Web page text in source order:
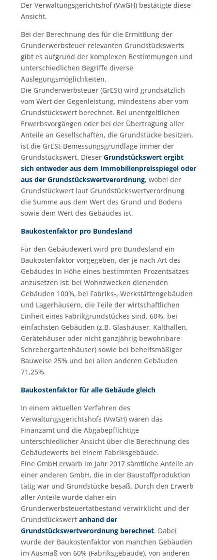
Der Verwaltungsgerichtshof (VwGH) bestätigte diese
Ansicht.
Bei der Berechnung des für die Ermittlung der
Grunderwerbsteuer relevanten Grundstückswerts
gibt es aufgrund der komplexen Bestimmungen und
unterschiedlichen Begriffe diverse
Auslegungsmöglichkeiten.
Die Grunderwerbsteuer (GrESt) wird grundsätzlich
vom Wert der Gegenleistung, mindestens aber vom
Grundstückswert berechnet. Bei unentgeltlichen
Erwerbsvorgängen oder bei der Übertragung aller
Anteile an Gesellschaften, die Grundstücke besitzen,
ist die GrESt-Bemessungsgrundlage immer der
Grundstückswert. Dieser Grundstückswert ergibt
sich entweder aus dem Immobilienpreisspiegel oder
aus der Grundstückswertverordnung, wobei der
Grundstückwert laut Grundstückswertverordnung
die Summe aus dem Wert des Grund und Bodens
sowie dem Wert des Gebäudes ist.
Baukostenfaktor pro Bundesland
Für den Gebäudewert wird pro Bundesland ein
Baukostenfaktor vorgegeben, der je nach Art des
Gebäudes in Höhe eines bestimmten Prozentsatzes
anzusetzen ist: bei Wohnzwecken dienenden
Gebäuden 100%, bei Fabriks-, Werkstättengebäuden
und Lagerhäusern, die Teile der wirtschaftlichen
Einheit eines Fabrikgrundstückes sind, 60%, bei
einfachsten Gebäuden (z.B. Glashäuser, Kalthallen,
Gerätehäuser oder nicht ganzjährig bewohnbare
Schrebergartenhäuser) sowie bei behelfsmäßiger
Bauweise 25% und bei allen anderen Gebäuden
71,25%.
Baukostenfaktor für alle Gebäude gleich
In einem aktuellen Verfahren des
Verwaltungsgerichtshofs (VwGH) waren das
Finanzamt und die Abgabepflichtige
unterschiedlicher Ansicht über die Berechnung des
Gebäudewerts bei einem Fabriksgebäude.
Eine GmbH erwarb im Jahr 2017 sämtliche Anteile an
einer anderen GmbH, die in der Baustoffproduktion
tätig war und Grundstücke besaß. Durch den Erwerb
aller Anteile wurde daher ein
Grunderwerbsteuertatbestand verwirklicht und der
Grundstückswert anhand der
Grundstückswertverordnung berechnet. Dabei
wurde der Baukostenfaktor von manchen Gebäuden
im Ausmaß von 60% (Fabriksgebäude), von anderen